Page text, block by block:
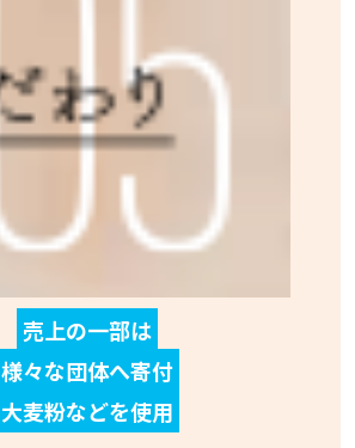
売上の一部は
様々な団体へ寄付
大麦粉などを使用